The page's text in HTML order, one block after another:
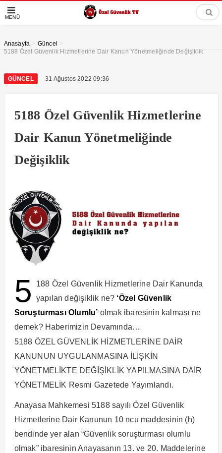
MENÜ
Anasayfa > Güncel >
5188 Özel Güvenlik Hizmetlerine Dair Kanun Yönetmeliğinde Değişiklik
GÜNCEL 31 Ağustos 2022 09:36
5188 Özel Güvenlik Hizmetlerine
Dair Kanun Yönetmeliğinde
Değişiklik
5
188 Özel Güvenlik Hizmetlerine Dair Kanunda
yapılan değişiklik ne? ‘Özel Güvenlik
Soruşturması Olumlu’ olmak ibaresinin kalması ne
demek? Haberimizin Devamında…
5188 ÖZEL GÜVENLİK HİZMETLERİNE DAİR
KANUNUN UYGULANMASINA İLİŞKİN
YÖNETMELİKTE DEĞİŞİKLİK YAPILMASINA DAİR
YÖNETMELİK Resmi Gazetede Yayımlandı.
Anayasa Mahkemesi 5188 sayılı Özel Güvenlik
Hizmetlerine Dair Kanunun 10 ncu maddesinin (h)
bendinde yer alan “Güvenlik soruşturması olumlu
olmak” ibaresinin Anayasanın 13. ve 20. Maddelerine